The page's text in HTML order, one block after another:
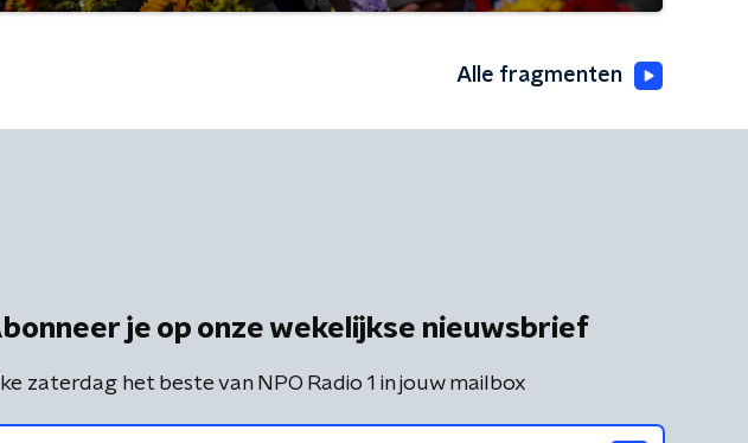
Alle fragmenten
je op onze wekelijkse nieuwsbrief
zaterdag het beste van NPO Radio 1 in jouw mailbox